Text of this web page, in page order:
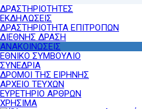
ΔΡΑΣΤΗΡΙΟΤΗΤΕΣ
ΕΚΔΗΛΩΣΕΙΣ
ΔΡΑΣΤΗΡΙΟΤΗΤΑ ΕΠΙΤΡΟΠΩΝ
ΔΙΕΘΝΗΣ ΔΡΑΣΗ
ΑΝΑΚΟΙΝΩΣΕΙΣ
ΕΘΝΙΚΟ ΣΥΜΒΟΥΛΙΟ
ΣΥΝΕΔΡΙΑ
ΔΡΟΜΟΙ ΤΗΣ ΕΙΡΗΝΗΣ
ΑΡΧΕΙΟ ΤΕΥΧΩΝ
ΕΥΡΕΤΗΡΙΟ ΑΡΘΡΩΝ
ΧΡΗΣΙΜΑ